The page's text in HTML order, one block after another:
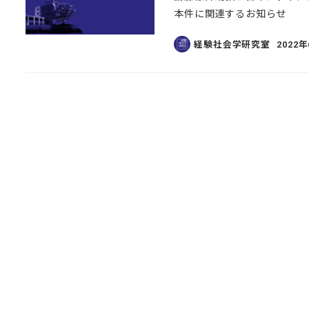
本件に関連するお知らせ
経験社会学研究室
投稿日
2022年